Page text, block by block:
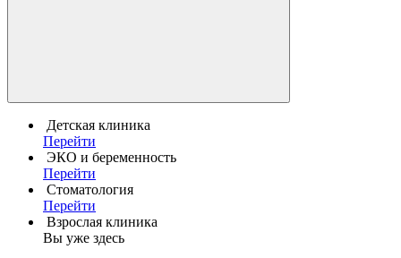
Детская клиника
Перейти
ЭКО и беременность
Перейти
Стоматология
Перейти
Взрослая клиника
Вы уже здесь